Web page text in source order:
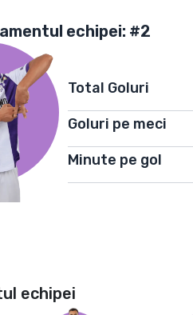
echipei: #2
Total Goluri
Goluri pe meci
Minute pe gol
echipei